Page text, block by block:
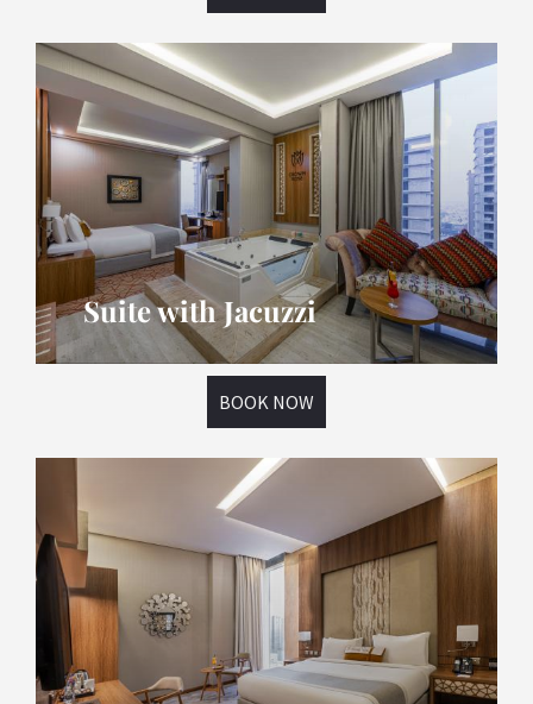
Suite with Jacuzzi
BOOK NOW